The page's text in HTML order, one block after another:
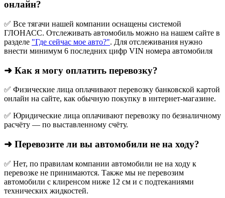
онлайн?
✅ Все тягачи нашей компании оснащены системой
ГЛОНАСС. Отслеживать автомобиль можно на нашем сайте в
разделе "Где сейчас мое авто?". Для отслеживания нужно
внести минимум 6 последних цифр VIN номера автомобиля
➜ Как я могу оплатить перевозку?
✅ Физические лица оплачивают перевозку банковской картой
онлайн на сайте, как обычную покупку в интернет‑магазине.
✅ Юридические лица оплачивают перевозку по безналичному
расчёту — по выставленному счёту.
➜ Перевозите ли вы автомобили не на ходу?
✅ Нет, по правилам компании автомобили не на ходу к
перевозке не принимаются. Также мы не перевозим
автомобили с клиренсом ниже 12 см и с подтеканиями
технических жидкостей.